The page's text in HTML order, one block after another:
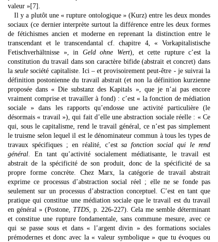
valeur »[7] .
Il y a plutôt une « rupture ontologique » (Kurz) entre les deux mondes
sociaux (ce dernier interprète surtout la différence entre les deux formes
de fétichismes ancien et moderne en reprenant la distinction entre le
transcendant et le transcendantal cf. chapitre 4, « Vorkapitalistische
Fetischverhältnisse », in Geld ohne Wert), et cette rupture c’est la
constitution du travail dans son caractère bifide (abstrait et concret) dans
laseulesociété capitaliste. Ici – et provisoirement peut-être - je suivrai la
définition postonienne du travail abstrait (et non la définition kurzienne
proposée dans « Die substanz des Kapitals », que je n’ai pas encore
vraiment comprise et travailler à fond) : c’est « la fonction de médiation
sociale » dans les rapports qu’endosse une activité particulière (le
désormais « travail »), qui fait d’elle une abstraction sociale réelle : « Ce
qui, sous le capitalisme, rend le travail général, ce n’est pas simplement
le truisme selon lequel il est le dénominateur commun à tous les types de
travaux spécifiques ; en réalité, c’estsa fonction social qui le rend
général. En tant qu’activité socialement médiatisante, le travail est
abstrait de la spécificité de son produit, donc de la spécificité de sa
propre forme concrète. Chez Marx, la catégorie de travail abstrait
exprime ce processus d’abstraction social réel ; elle ne se fonde pas
seulement sur un processus d’abstraction conceptuel. C’est en tant que
pratique qui constitue une médiation sociale que le travail est du travail
en général » (Postone, TTDS, p. 226-227). Cela me semble déterminant
et constitue une rupture fondamentale, sans commune mesure, avec ce
qui se passe sous et dans « l’argent divin » des formations sociales
prémodernes et donc avec la « valeur symbolique » que tu évoques ou